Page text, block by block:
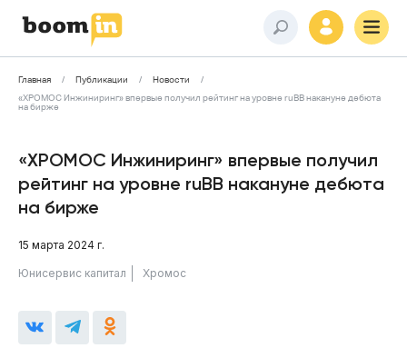
Главная Публикации
Новости
«ХРОМОС Инжиниринг» впервые получил рейтинг на уровне ruBB накануне дебюта
на бирже
«ХРОМОС Инжиниринг» впервые получил
рейтинг на уровне ruBB накануне дебюта
на бирже
15 марта 2024 г.
Юнисервис капитал Хромос